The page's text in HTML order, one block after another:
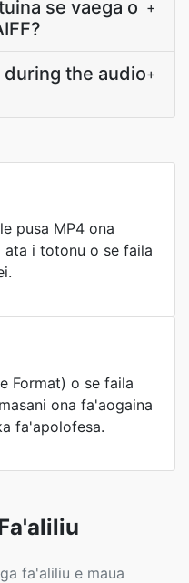
se vaega o +
the audio+
pusa MP4 ona
i totonu o se faila
Format) o se faila
ona fa'aogaina
fa'apolofesa.
fa'aliliu e maua